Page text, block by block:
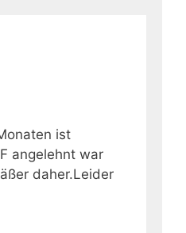
ist
angelehnt war
daher.Leider